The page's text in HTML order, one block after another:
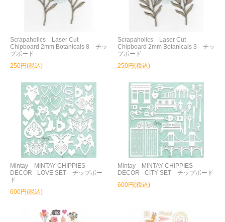
Scrapaholics Laser Cut
Chipboard 2mm Botanicals 8 チッ
プボード
250円(税込)
Scrapaholics Laser Cut
Chipboard 2mm Botanicals 3 チッ
プボード
250円(税込)
Mintay MINTAY CHIPPIES -
DECOR - LOVE SET チップボー
ド
600円(税込)
Mintay MINTAY CHIPPIES -
DECOR - CITY SET チップボード
600円(税込)